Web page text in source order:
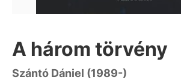
A három törvény
Szántó Dániel (1989-)